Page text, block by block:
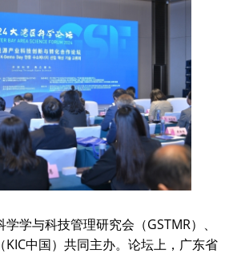
学与科技管理研究会（GSTMR）、
中国）共同主办。论坛上，广东省